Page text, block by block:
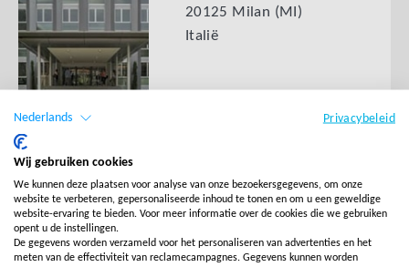
20125 Milan (MI)
Italië
Kerkenbos 1047
6546 BB Nijmegen
Nederland
Nederlands Privacybeleid
Wij gebruiken cookies
We kunnen deze plaatsen voor analyse van onze bezoekersgegevens, om onze
website te verbeteren, gepersonaliseerde inhoud te tonen en om u een geweldige
website-ervaring te bieden. Voor meer informatie over de cookies die we gebruiken
opent u de instellingen.
De gegevens worden verzameld voor het personaliseren van advertenties en het
meten van de effectiviteit van reclamecampagnes. Gegevens kunnen worden